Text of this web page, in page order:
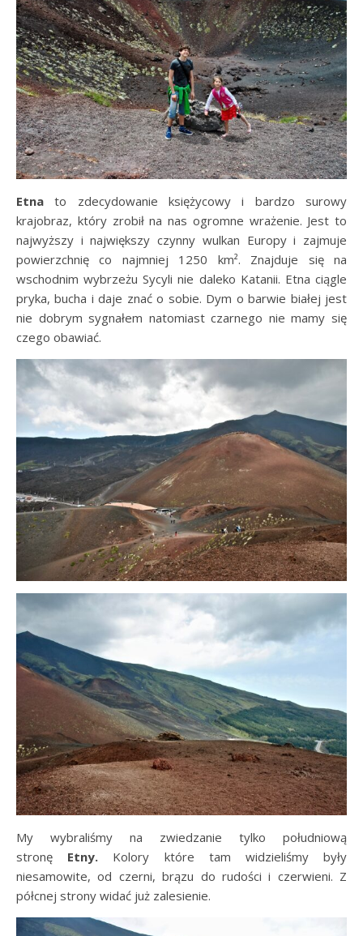
Etnato zdecydowanie księżycowy i bardzo surowy
krajobraz, który zrobił na nas ogromne wrażenie. Jest to
najwyższy i największy czynny wulkan Europy i zajmuje
powierzchnię co najmniej 1250 km². Znajduje się na
wschodnim wybrzeżu Sycyli nie daleko Katanii. Etna ciągle
pryka, bucha i daje znać o sobie. Dym o barwie białej jest
nie dobrym sygnałem natomiast czarnego nie mamy się
czego obawiać.
My wybraliśmy na zwiedzanie tylko południową
stronę Etny. Kolory które tam widzieliśmy były
niesamowite, od czerni, brązu do rudości i czerwieni. Z
półcnej strony widać już zalesienie.